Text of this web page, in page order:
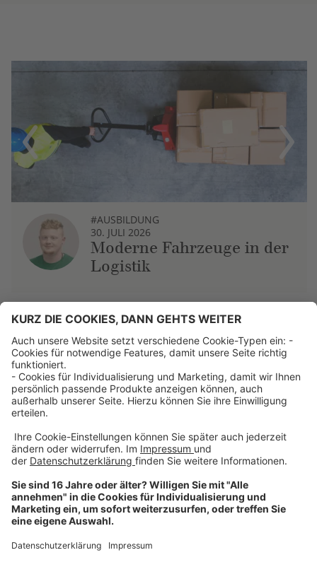
Previous
#AUSBILDUNG
30. JULI 2026
Moderne Fahrzeuge in der
Logistik
Next
Über uns
Dehner Unternehmen
Jobs bei Dehner